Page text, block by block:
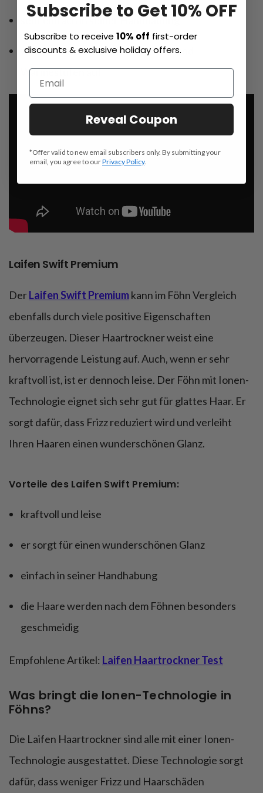
sehr einfach in seiner Handhabung
weist mehrere Geschwindigkeits- und
Wärmestufen auf
Laifen Swift Premium
DerLaifen Swift Premiumkann im Föhn Vergleich
ebenfalls durch viele positive Eigenschaften
überzeugen. Dieser Haartrockner weist eine
hervorragende Leistung auf. Auch, wenn er sehr
kraftvoll ist, ist er dennoch leise. Der Föhn mit Ionen-
Technologie eignet sich sehr gut für glattes Haar. Er
sorgt dafür, dass Frizz reduziert wird und verleiht
Ihren Haaren einen wunderschönen Glanz.
Vorteile des Laifen Swift Premium:
kraftvoll und leise
er sorgt für einen wunderschönen Glanz
einfach in seiner Handhabung
die Haare werden nach dem Föhnen besonders
geschmeidig
Empfohlene Artikel: Laifen Haartrockner Test
Was bringt die Ionen-Technologie in
Föhns?
Die Laifen Haartrockner sind alle mit einer Ionen-
Technologie ausgestattet. Diese Technologie sorgt
dafür, dass weniger Frizz und Haarschäden
Subscribe to Get 10% OFF
Subscribe to receive 10% off first-order
discounts & exclusive holiday offers.
Reveal Coupon
*Offer valid to new email subscribers only. By submitting your
email, you agree to ourPrivacy Policy.